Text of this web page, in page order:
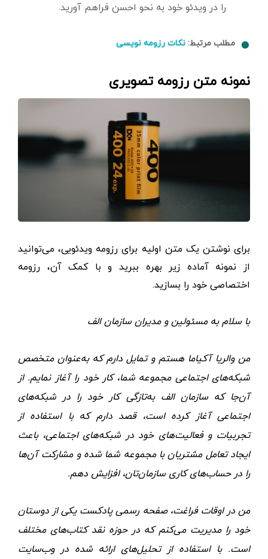
را در ویدئو خود به نحو احسن فراهم آورید.
مطلب مرتبط: نکات رزومه نویسی
نمونه متن رزومه تصویری
برای نوشتن یک متن اولیه برای رزومه ویدئویی، می‌توانید
از نمونه آماده زیر بهره ببرید و با کمک آن، رزومه
اختصاصی خود را بسازید.
با سلام به مسئولین و مدیران سازمان الف
من والریا آکیاما هستم و تمایل دارم که به‌عنوان متخصص
شبکه‌های اجتماعی مجموعه شما، کار خود را آغاز نمایم. از
آن‌جا که سازمان الف به‌تازگی کار خود را در شبکه‌های
اجتماعی آغاز کرده است، قصد دارم که با استفاده از
تجربیات و فعالیت‌های خود در شبکه‌های اجتماعی، باعث
ایجاد تعامل مشتریان با مجموعه شما شده و مشارکت آن‌ها
را در حساب‌های کاری سازمان‌تان، افزایش دهم.
من در اوقات فراغت، صفحه رسمی پادکست یکی از دوستان
خود را مدیریت می‌کنم که در حوزه نقد کتاب‌های مختلف
است. با استفاده از تحلیل‌های ارائه شده در وب‌سایت